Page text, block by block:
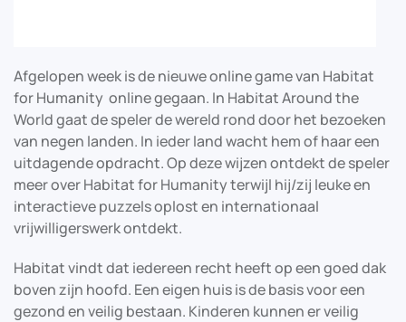
Afgelopen week is de nieuwe online game van Habitat
for Humanity online gegaan. In Habitat Around the
World gaat de speler de wereld rond door het bezoeken
van negen landen. In ieder land wacht hem of haar een
uitdagende opdracht. Op deze wijzen ontdekt de speler
meer over Habitat for Humanity terwijl hij/zij leuke en
interactieve puzzels oplost en internationaal
vrijwilligerswerk ontdekt.
Habitat vindt dat iedereen recht heeft op een goed dak
boven zijn hoofd. Een eigen huis is de basis voor een
gezond en veilig bestaan. Kinderen kunnen er veilig